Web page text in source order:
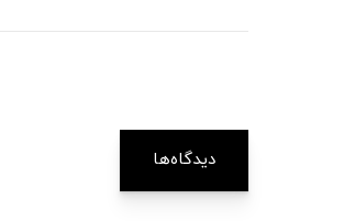
دیدگاه‌ها